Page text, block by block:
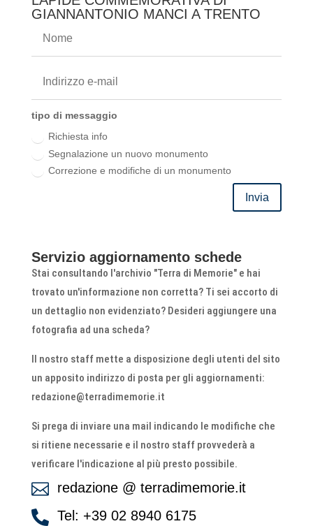
GIANNANTONIO MANCI A TRENTO
tipo di messaggio
Richiesta info
Segnalazione un nuovo monumento
Correzione e modifiche di un monumento
Invia
Servizio aggiornamento schede
Stai consultando l'archivio "Terra di Memorie" e hai
trovato un'informazione non corretta? Ti sei accorto di
un dettaglio non evidenziato? Desideri aggiungere una
fotografia ad una scheda?
Il nostro staff mette a disposizione degli utenti del sito
un apposito indirizzo di posta per gli aggiornamenti:
redazione@terradimemorie.it
Si prega di inviare una mail indicando le modifiche che
si ritiene necessarie e il nostro staff provvederà a
verificare l'indicazione al più presto possibile.
 redazione @ terradimemorie.it
 Tel: +39 02 8940 6175